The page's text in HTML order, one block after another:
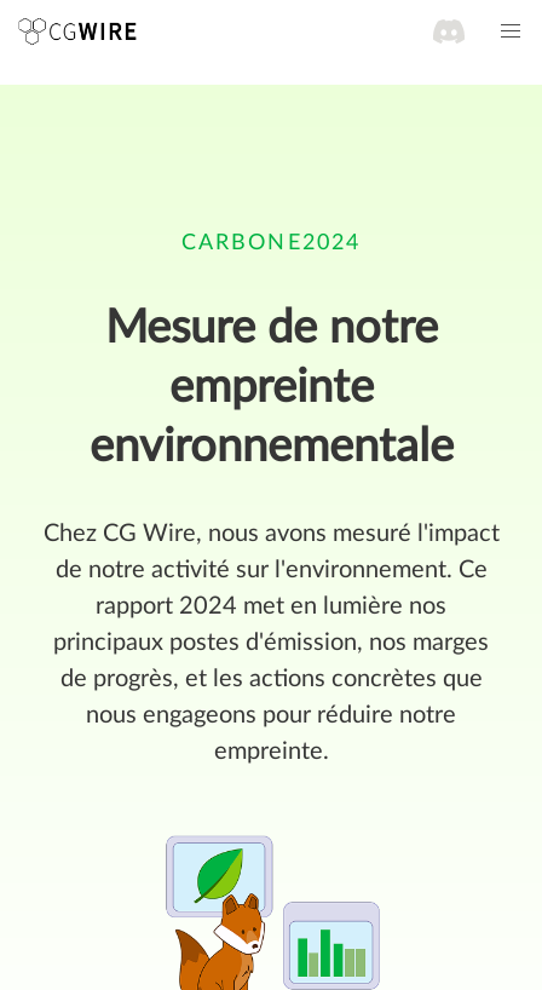
CARBONE2024
Mesure de notre
empreinte
environnementale
Chez CG Wire, nous avons mesuré l'impact
de notre activité sur l'environnement. Ce
rapport 2024 met en lumière nos
principaux postes d'émission, nos marges
de progrès, et les actions concrètes que
nous engageons pour réduire notre
empreinte.